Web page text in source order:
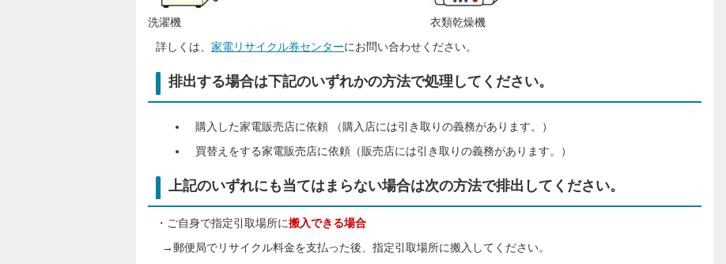
洗濯機
衣類乾燥機
詳しくは、 家電リサイクル券センターにお問い合わせください。
排出する場合は下記のいずれかの方法で処理してください。
購入した家電販売店に依頼 （購入店には引き取りの義務があります。）
買替えをする家電販売店に依頼（販売店には引き取りの義務があります。）
上記のいずれにも当てはまらない場合は次の方法で排出してください。
・ご自身で指定引取場所に搬入できる場合
→郵便局でリサイクル料金を支払った後、指定引取場所に搬入してください。